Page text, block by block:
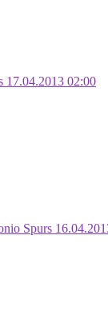
17.04.2013 02:00
Spurs